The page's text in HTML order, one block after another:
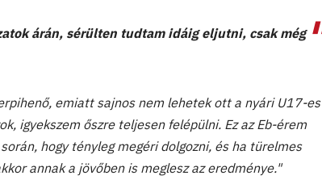
árán, sérülten tudtam idáig eljutni, csak még
emiatt sajnos nem lehetek ott a nyári U17-es
igyekszem őszre teljesen felépülni. Ez az Eb-érem
hogy tényleg megéri dolgozni, és ha türelmes
annak a jövőben is meglesz az eredménye."